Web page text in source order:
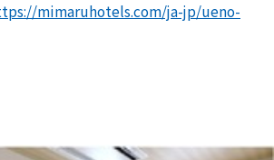
mimaruhotels.com/ja-jp/ueno-